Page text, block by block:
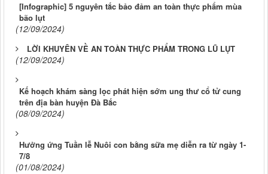
[Infographic] 5 nguyên tắc bảo đảm an toàn thực phẩm mùa
bão lụt
(12/09/2024)
LỜI KHUYÊN VỀ AN TOÀN THỰC PHẨM TRONG LŨ LỤT
(12/09/2024)
Kế hoạch khám sàng lọc phát hiện sớm ung thư cổ tử cung
trên địa bàn huyện Đà Bắc
(08/09/2024)
Hưởng ứng Tuần lễ Nuôi con bằng sữa mẹ diễn ra từ ngày 1-
7/8
(01/08/2024)